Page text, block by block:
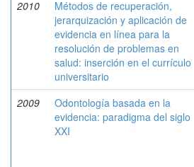
2010
Métodos de recuperación,
jerarquización y aplicación de
evidencia en línea para la
resolución de problemas en
salud: inserción en el currículo
universitario
2009
Odontología basada en la
evidencia: paradigma del siglo
XXI